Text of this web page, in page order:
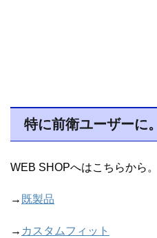
特に前衛ユーザーに。
WEB SHOPへはこちらから。
→ 既製品
→ カスタムフィット